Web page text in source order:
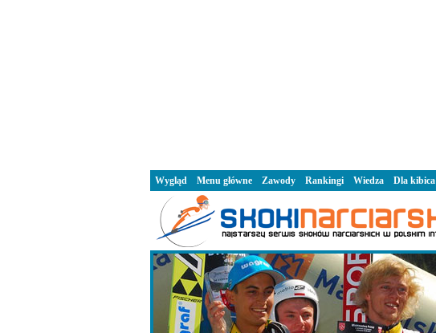
Wygląd Menu główne Zawody Rankingi Wiedza Dla kibica